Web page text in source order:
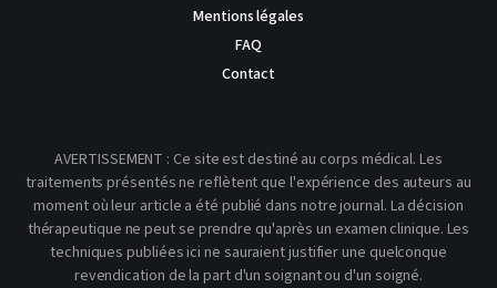
Mentions légales
FAQ
Contact
AVERTISSEMENT : Ce site est destiné au corps médical. Les
traitements présentés ne reflètent que l'expérience des auteurs au
moment où leur article a été publié dans notre journal. La décision
thérapeutique ne peut se prendre qu'après un examen clinique. Les
techniques publiées ici ne sauraient justifier une quelconque
revendication de la part d'un soignant ou d'un soigné.